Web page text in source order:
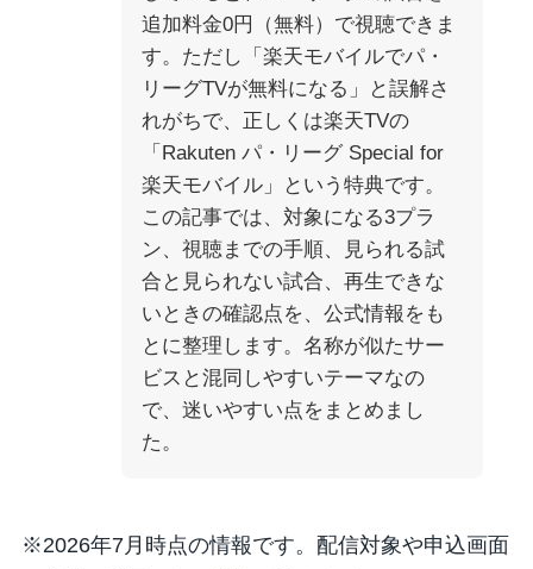
追加料金0円（無料）で視聴できま
す。ただし「楽天モバイルでパ・
リーグTVが無料になる」と誤解さ
れがちで、正しくは楽天TVの
「Rakuten パ・リーグ Special for
楽天モバイル」という特典です。
この記事では、対象になる3プラ
ン、視聴までの手順、見られる試
合と見られない試合、再生できな
いときの確認点を、公式情報をも
とに整理します。名称が似たサー
ビスと混同しやすいテーマなの
で、迷いやすい点をまとめまし
た。
※2026年7月時点の情報です。配信対象や申込画面